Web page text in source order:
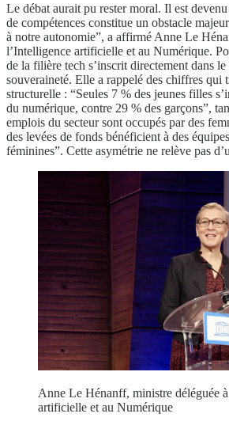
Le débat aurait pu rester moral. Il est
de compétences constitue un obstacle
à notre autonomie”, a affirmé Anne Le
l’Intelligence artificielle et au Numérique.
de la filière tech s’inscrit directement dans
souveraineté. Elle a rappelé des chiffres qui
structurelle : “Seules 7 % des jeunes filles
du numérique, contre 29 % des garçons”,
emplois du secteur sont occupés par des
des levées de fonds bénéficient à des
féminines”. Cette asymétrie ne relève pas
Anne Le Hénanff, ministre déléguée
artificielle et au Numérique